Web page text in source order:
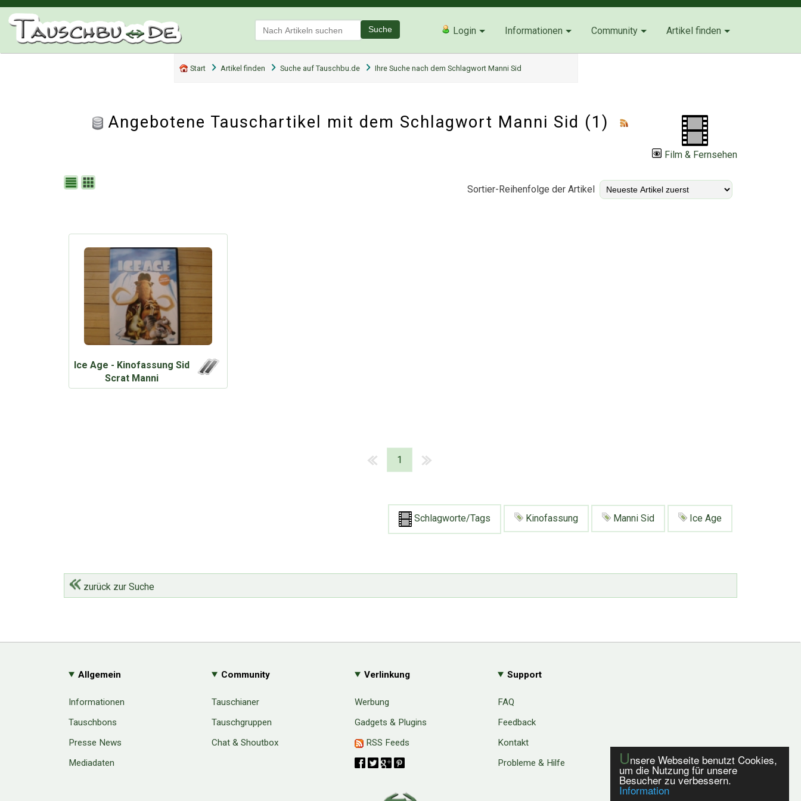
Unsere Webseite benutzt Cookies,
um die Nutzung für unsere
Besucher zu verbessern.
Information
Suche Login Informationen Community Artikel finden
Start Artikel finden Suche auf Tauschbu.de Ihre Suche nach dem Schlagwort Manni Sid
Film & Fernsehen
Angebotene Tauschartikel mit dem Schlagwort Manni Sid (1)
Sortier-Reihenfolge der Artikel
Ice Age - Kinofassung Sid
Scrat Manni
1
Schlagworte/Tags Kinofassung Manni Sid Ice Age
zurück zur Suche
Allgemein
Informationen
Tauschbons
Presse News
Mediadaten
Community
Tauschianer
Tauschgruppen
Chat & Shoutbox
Verlinkung
Werbung
Gadgets & Plugins
RSS Feeds
Support
FAQ
Feedback
Kontakt
Probleme & Hilfe